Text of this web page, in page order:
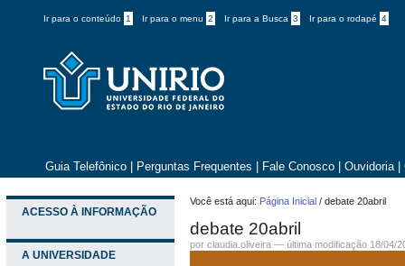
Ir para o conteúdo 1 Ir para o menu 2 Ir para a Busca 3 Ir para o rodapé 4
Guia Telefônico Perguntas Frequentes Fale Conosco Ouvidoria
ACESSO À INFORMAÇÃO
A UNIVERSIDADE
Você está aqui: Página Inicial /debate 20abril
debate 20abril
por claudia.oliveira —última modificação 18/04/